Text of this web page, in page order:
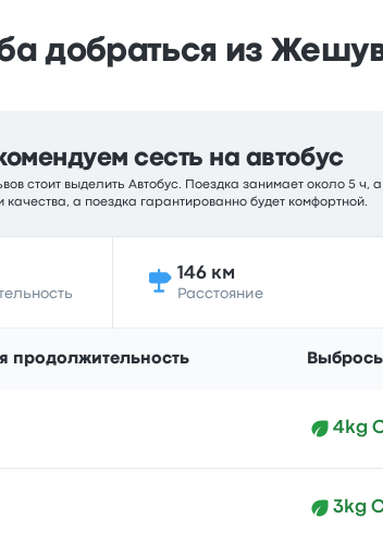
добраться из
сесть на автобус
стоит выделить Автобус. Поездка занимает около 5 ч,
а поездка гарантированно будет комфортной.
146 км
Расстояние
продолжительность
4kg
3kg